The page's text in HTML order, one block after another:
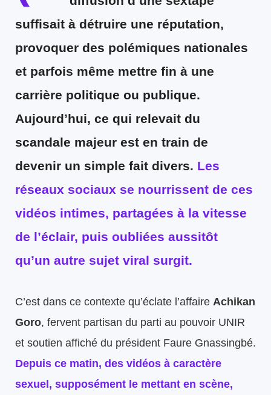
suffisait à détruire une réputation,
provoquer des polémiques nationales
et parfois même mettre fin à une
carrière politique ou publique.
Aujourd’hui, ce qui relevait du
scandale majeur est en train de
devenir un simple fait divers. Les
réseaux sociaux se nourrissent de ces
vidéos intimes, partagées à la vitesse
de l’éclair, puis oubliées aussitôt
qu’un autre sujet viral surgit.
C’est dans ce contexte qu’éclate l’affaire Achikan
Goro, fervent partisan du parti au pouvoir UNIR
et soutien affiché du président Faure Gnassingbé.
Depuis ce matin, des vidéos à caractère
sexuel, supposément le mettant en scène,